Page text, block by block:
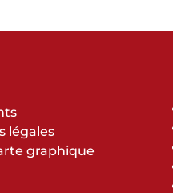
légales
graphique